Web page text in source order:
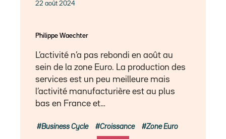
22 août 2024
Philippe Waechter
L’activité n’a pas rebondi en août au
sein de la zone Euro. La production des
services est un peu meilleure mais
l’activité manufacturière est au plus
bas en France et…
Business Cycle Croissance Zone Euro